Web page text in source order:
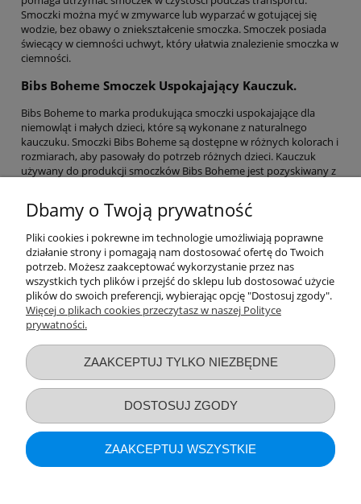
Smoczki można myć w zmywarce lub wyparzać w gotującej się
wodzie, bez obawy o zniekształcenie smoczka. Smoczek posiada
świecący w ciemności uchwyt, który ułatwia znalezienie smoczka w
ciemności.
Bibs Boheme Smoczek Uspokajający Kauczuk.
Bibs Boheme to marka produkująca smoczki uspokajające dla
niemowląt i małych dzieci, które są wykonane z naturalnego
kauczuku. Smoczki Bibs Boheme są dostępne w różnych kolorach i
rozmiarach, aby pasowały do potrzeb różnych dzieci. Kauczuk
używany do produkcji smoczków Bibs Boheme jest pozyskiwany z
Kauczuk ten jest bezpieczny dla niemowląt i jest wolny od
szkodliwych substancji chemicznych, takich jak BPA i ftalany.
skandynawskim stylem. Mają klasyczny, prosty wygląd, który jest
modny i pasuje do większości stylów ubierania niemowląt.
Smoczki Bibs Boheme są również zaprojektowane z myślą o
funkcjonalności - mają ergonomiczny kształt, który dopasowuje się
do kształtu ust dziecka i zapewnia maksymalny komfort.
Informacje o sklepie
Dbamy o Twoją prywatność
Pliki cookies i pokrewne im technologie umożliwiają poprawne
działanie strony i pomagają nam dostosować ofertę do Twoich
potrzeb. Możesz zaakceptować wykorzystanie przez nas
wszystkich tych plików i przejść do sklepu lub dostosować użycie
plików do swoich preferencji, wybierając opcję "Dostosuj zgody".
Więcej o plikach cookies przeczytasz w naszej Polityce
prywatności.
ZAAKCEPTUJ TYLKO NIEZBĘDNE
DOSTOSUJ ZGODY
ZAAKCEPTUJ WSZYSTKIE